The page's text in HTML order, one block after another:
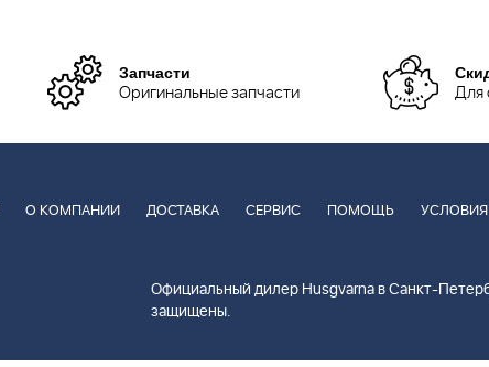
Запчасти
Оригинальные запчасти Для
О КОМПАНИИ ДОСТАВКА СЕРВИС ПОМОЩЬ
Официальный дилер Husgvarna в Санкт-
защищены.